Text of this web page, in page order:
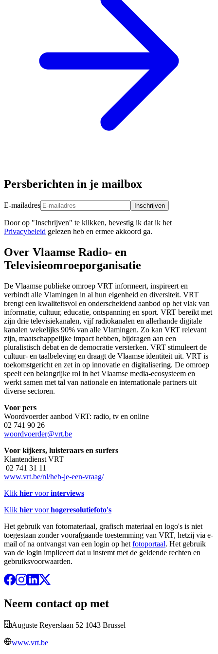
Persberichten in je mailbox
E-mailadres Inschrijven
Door op "Inschrijven" te klikken, bevestig ik dat ik het
Privacybeleid gelezen heb en ermee akkoord ga.
Over Vlaamse Radio- en
Televisieomroeporganisatie
De Vlaamse publieke omroep VRT informeert, inspireert en
verbindt alle Vlamingen in al hun eigenheid en diversiteit. VRT
brengt een kwaliteitsvol en onderscheidend aanbod op het vlak van
informatie, cultuur, educatie, ontspanning en sport. VRT bereikt met
zijn drie televisiekanalen, vijf radiokanalen en allerhande digitale
kanalen wekelijks 90% van alle Vlamingen. Zo kan VRT relevant
zijn, maatschappelijke impact hebben, bijdragen aan een
pluralistisch debat en de democratie versterken. VRT stimuleert de
cultuur- en taalbeleving en draagt de Vlaamse identiteit uit. VRT is
toekomstgericht en zet in op innovatie en digitalisering. De omroep
speelt een belangrijke rol in het Vlaamse media-ecosysteem en
werkt samen met tal van nationale en internationale partners uit
diverse sectoren.
Voor pers
Woordvoerder aanbod VRT: radio, tv en online
02 741 90 26
woordvoerder@vrt.be
Voor kijkers, luisteraars en surfers
Klantendienst VRT
02 741 31 11
www.vrt.be/nl/heb-je-een-vraag/
Klik hier voorinterviews
Klik hier voorhogeresolutiefoto's
Het gebruik van fotomateriaal, grafisch materiaal en logo's is niet
toegestaan zonder voorafgaande toestemming van VRT, hetzij via e-
mail of na ontvangst van een login op het fotoportaal. Het gebruik
van de login impliceert dat u instemt met de geldende rechten en
gebruiksvoorwaarden.
Neem contact op met
Auguste Reyerslaan 52 1043 Brussel
www.vrt.be